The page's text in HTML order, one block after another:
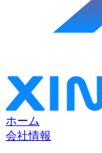
ホーム
会社情報